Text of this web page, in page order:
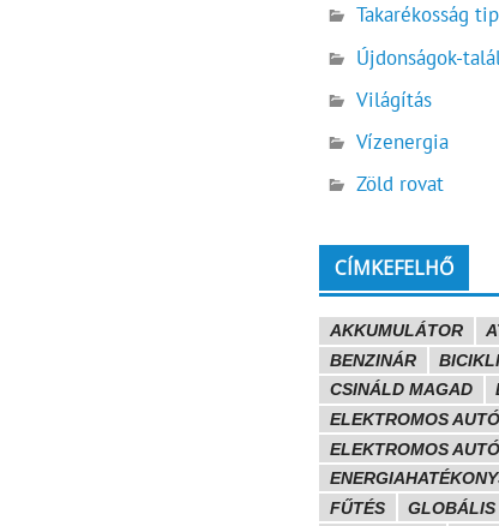
Takarékosság
Újdonságok-
Világítás
Vízenergia
Zöld rovat
CÍMKEFELHŐ
AKKUMULÁTOR
BENZINÁR
BICIKLI
CSINÁLD MAGAD
ELEKTROMOS AUTÓ
ELEKTROMOS
FŰTÉS
GLOBÁLIS